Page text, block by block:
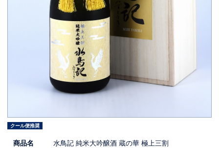
クール便推奨
商品名 水鳥記 純米大吟醸酒 蔵の華 極上三割